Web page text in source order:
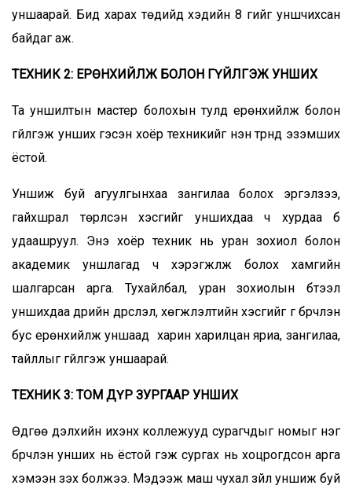
уншаарай. Бид харах төдийд хэдийн 8 үгийг уншчихсан
байдаг аж.
ТЕХНИК 2: ЕРӨНХИЙЛЖ БОЛОН ГҮЙЛГЭЖ УНШИХ
Та уншилтын мастер болохын тулд ерөнхийлж болон
гүйлгэж унших гэсэн хоёр техникийг нэн түрүүнд эзэмших
ёстой.
Уншиж буй агуулгынхаа зангилаа болох эргэлзээ,
гайхшрал төрүүлсэн хэсгийг уншихдаа ч хурдаа бүү
удаашруул. Энэ хоёр техник нь уран зохиол болон
академик уншлагад ч хэрэгжүүлж болох хамгийн
шалгарсан арга. Тухайлбал, уран зохиолын бүтээл
уншихдаа дүрийн дүрслэл, хөгжүүлэлтийн хэсгийг үг бүрчлэн
бус ерөнхийлж уншаад харин харилцан яриа, зангилаа,
тайллыг гүйлгэж уншаарай.
ТЕХНИК 3: ТОМ ДҮР ЗУРГААР УНШИХ
Өдгөө дэлхийн ихэнх коллежууд сурагчдыг номыг нэг
бүрчлэн унших нь ёстой гэж сургах нь хоцрогдсон арга
хэмээн үзэх болжээ. Мэдээж маш чухал зүйл уншиж буй